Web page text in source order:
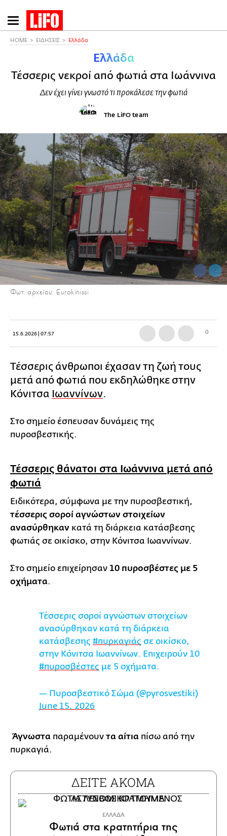
Παράκαμψη
προς
HOME ΕΙΔΗΣΕΙΣ Ελλάδα
Ελλάδα
Τέσσερις νεκροί από φωτιά στα Ιωάννινα
Δεν έχει γίνει γνωστό τι προκάλεσε την φωτιά
The LiFO team
Φωτ. αρχείου: Eurokinissi
15.6.2026 | 07:57 0
Τέσσερις άνθρωποι έχασαν τη ζωή τους
μετά από φωτιά που εκδηλώθηκε στην
Κόνιτσα Ιωαννίνων.
Στο σημείο έσπευσαν δυνάμεις της
πυροσβεστικής.
Τέσσερις θάνατοι στα Ιωάννινα μετά από
φωτιά
Ειδικότερα, σύμφωνα με την πυροσβεστική,
τέσσερις σοροί αγνώστων στοιχείων
ανασύρθηκαν κατά τη διάρκεια κατάσβεσης
φωτιάς σε οικίσκο, στην Κόνιτσα Ιωαννίνων.
Στο σημείο επιχείρησαν 10 πυροσβέστες με 5
οχήματα.
Τέσσερις σοροί αγνώστων στοιχείων
ανασύρθηκαν κατά τη διάρκεια
κατάσβεσης #πυρκαγιάς σε οικίσκο,
στην Κόνιτσα Ιωαννίνων. Επιχειρούν 10
#πυροσβέστες με 5 οχήματα.
— Πυροσβεστικό Σώμα (@pyrosvestiki)
June 15, 2026
Άγνωστα παραμένουν τα αίτια πίσω από την
πυρκαγιά.
ΔΕΙΤΕ ΑΚΟΜΑ
ΕΛΛΑΔΑ
Φωτιά στα κρατητήρια της